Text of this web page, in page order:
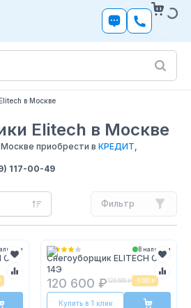
в Москве
Elitech в Москве
приобрести в КРЕДИТ,
117-00-49
Фильтр
СМ
В наличии
Снегоуборщик ELITECH СМ
14Э
120 600 ₽126 600 ₽ -6 000 ₽
Купить в 1 клик